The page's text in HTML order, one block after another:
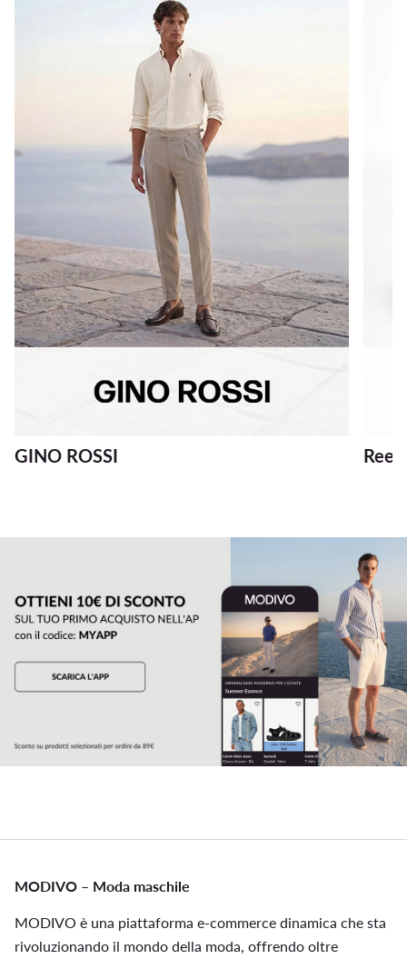
GINO ROSSI
MODIVO – Moda maschile
MODIVO è una piattaforma e-commerce dinamica che sta
rivoluzionando il mondo della moda, offrendo oltre